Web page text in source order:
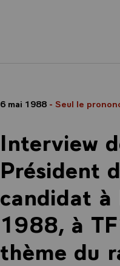
6 mai 1988 - Seul le
Interview
Président
candidat
1988, à
thème du